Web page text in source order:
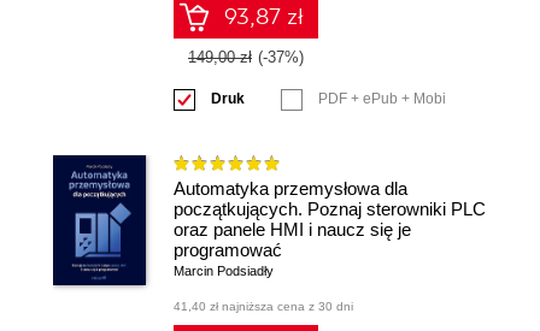
93,87 zł
149,00 zł (-37%)
Druk PDF + ePub + Mobi
Automatyka przemysłowa dla
początkujących. Poznaj sterowniki PLC
oraz panele HMI i naucz się je
programować
Marcin Podsiadły
41,40 zł najniższa cena z 30 dni